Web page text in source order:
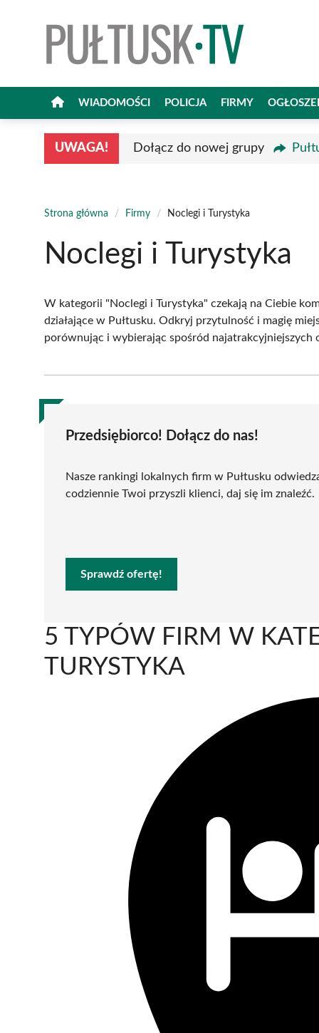
WIADOMOŚCI POLICJA FIRMY
UWAGA! Dołącz do nowej grupy
Strona główna / Firmy / Noclegi i Turystyka
Noclegi i Turystyka
W kategorii "Noclegi i Turystyka" czekają na Ciebie
działające w Pułtusku. Odkryj przytulność i magię
porównując i wybierając spośród najatrakcyjniejszych
Przedsiębiorco! Dołącz do nas!
Nasze rankingi lokalnych firm w Pułtusku
codziennie Twoi przyszli klienci, daj się im znaleźć.
Sprawdź ofertę!
5 TYPÓW FIRM W
TURYSTYKA